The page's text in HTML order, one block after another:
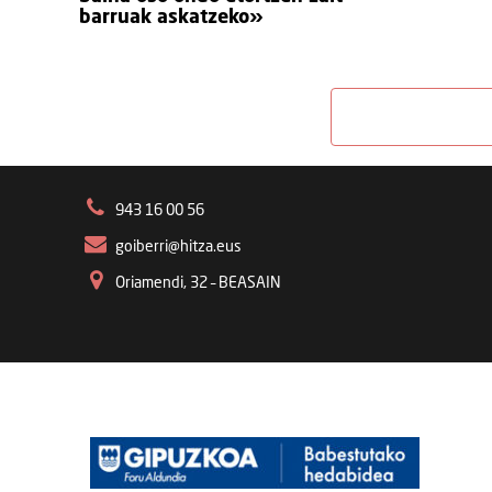
barruak askatzeko»
943 16 00 56
goiberri@hitza.eus
Oriamendi, 32 – BEASAIN